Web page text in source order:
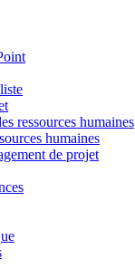
ressources humaines
humaines
de projet